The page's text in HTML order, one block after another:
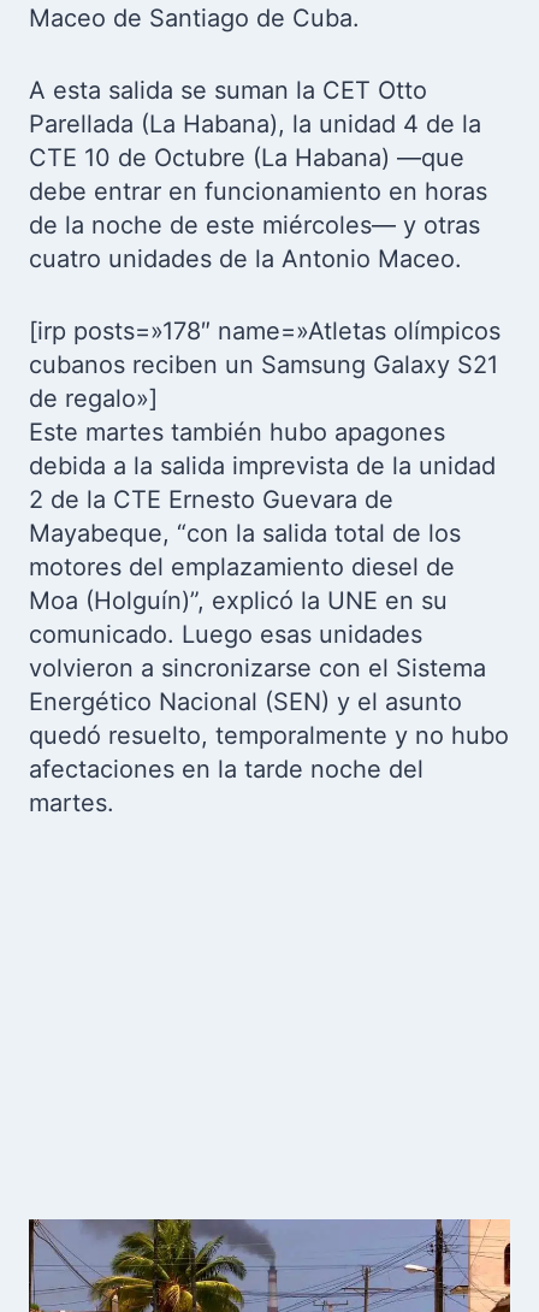
Maceo de Santiago de Cuba.
A esta salida se suman la CET Otto
Parellada (La Habana), la unidad 4 de la
CTE 10 de Octubre (La Habana) —que
debe entrar en funcionamiento en horas
de la noche de este miércoles— y otras
cuatro unidades de la Antonio Maceo.
[irp posts=»178″ name=»Atletas olímpicos
cubanos reciben un Samsung Galaxy S21
de regalo»]
Este martes también hubo apagones
debida a la salida imprevista de la unidad
2 de la CTE Ernesto Guevara de
Mayabeque, “con la salida total de los
motores del emplazamiento diesel de
Moa (Holguín)”, explicó la UNE en su
comunicado. Luego esas unidades
volvieron a sincronizarse con el Sistema
Energético Nacional (SEN) y el asunto
quedó resuelto, temporalmente y no hubo
afectaciones en la tarde noche del
martes.